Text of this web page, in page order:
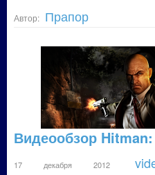
Автор: Прапор
Видеообзор
17 декабря 2012